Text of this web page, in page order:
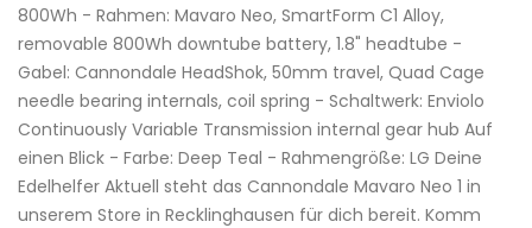
800Wh - Rahmen: Mavaro Neo, SmartForm C1 Alloy,
removable 800Wh downtube battery, 1.8" headtube -
Gabel: Cannondale HeadShok, 50mm travel, Quad Cage
needle bearing internals, coil spring - Schaltwerk: Enviolo
Continuously Variable Transmission internal gear hub Auf
einen Blick - Farbe: Deep Teal - Rahmengröße: LG Deine
Edelhelfer Aktuell steht das Cannondale Mavaro Neo 1 in
unserem Store in Recklinghausen für dich bereit. Komm